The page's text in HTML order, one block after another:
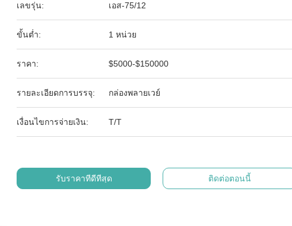
เลขรุ่น: เอส-75/12
ขั้นต่ำ: 1 หน่วย
ราคา: $5000-$150000
รายละเอียดการบรรจุ: กล่องพลายเวย์
เงื่อนไขการจ่ายเงิน: T/T
รับราคาที่ดีที่สุด ติดต่อตอนนี้